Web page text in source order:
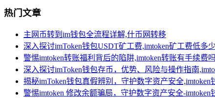
热门文章
主网币转到im钱包全流程详解,什币网转移
深入探讨imToken钱包USDT矿工费,imtoken矿工费低多
警惕imtoken转账福利背后的陷阱,imtoken转账有手续费吗
深入探讨imToken钱包存币，优势、风险与操作指南
揭秘imToken钱包真假辨别，守护数字资产安全,imtoken
警惕imtoken 修改余额骗局，守护数字资产安全-imtoken